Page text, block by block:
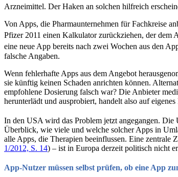
Arzneimittel. Der Haken an solchen hilfreich
Von Apps, die Pharmaunternehmen für Fachkreise
Pfizer 2011 einen Kalkulator zurückziehen, der dem
eine neue App bereits nach zwei Wochen aus den
falsche Angaben.
Wenn fehlerhafte Apps aus dem Angebot
sie künftig keinen Schaden anrichten können.
empfohlene Dosierung falsch war? Die Anbieter
herunterlädt und ausprobiert, handelt also auf
In den USA wird das Problem jetzt angegangen. Die
Überblick, wie viele und welche solcher Apps in
alle Apps, die Therapien beeinflussen. Eine
1/2012, S. 14) – ist in Europa derzeit politisch nicht
App-Nutzer müssen selbst prüfen, ob eine App